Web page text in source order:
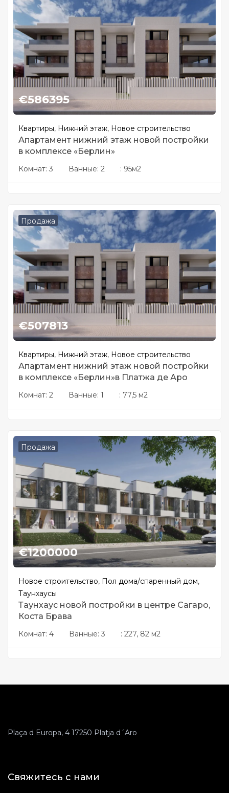
€586395
Квартиры, Нижний этаж, Новое строительство
Апартамент нижний этаж новой постройки
в комплексе «Берлин»
Комнат: 3 Ванные: 2 : 95м2
Продажа
€507813
Квартиры, Нижний этаж, Новое строительство
Апартамент нижний этаж новой постройки
в комплексе «Берлин»в Платжа де Аро
Комнат: 2 Ванные: 1 : 77,5 м2
Продажа
€1200000
Новое строительство, Пол дома/cпаренный дом,
Таунхаусы
Таунхаус новой постройки в центре Сагаро,
Коста Брава
Комнат: 4 Ванные: 3 : 227, 82 м2
Plaça d Europa, 4 17250 Platja d´Aro
Свяжитесь с нами